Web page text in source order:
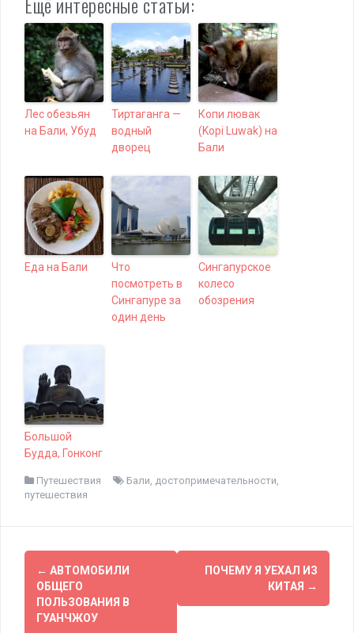
Лес обезьян
на Бали, Убуд
Тиртаганга —
водный
дворец
Копи лювак
(Kopi Luwak) на
Бали
Еда на Бали
Что
посмотреть в
Сингапуре за
один день
Сингапурское
колесо
обозрения
Большой
Будда, Гонконг
Путешествия Бали, достопримечательности,
путешествия
Н← АВТОМОБИЛИ
ОБЩЕГО
ПОЛЬЗОВАНИЯ В
ГУАНЧЖОУ
ПОЧЕМУ Я УЕХАЛ ИЗ
КИТАЯ →